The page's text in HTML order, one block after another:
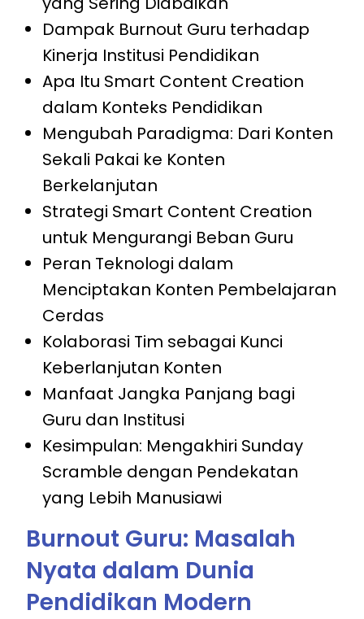
Dampak Burnout Guru terhadap
Kinerja Institusi Pendidikan
Apa Itu Smart Content Creation
dalam Konteks Pendidikan
Mengubah Paradigma: Dari Konten
Sekali Pakai ke Konten
Berkelanjutan
Strategi Smart Content Creation
untuk Mengurangi Beban Guru
Peran Teknologi dalam
Menciptakan Konten Pembelajaran
Cerdas
Kolaborasi Tim sebagai Kunci
Keberlanjutan Konten
Manfaat Jangka Panjang bagi
Guru dan Institusi
Kesimpulan: Mengakhiri Sunday
Scramble dengan Pendekatan
yang Lebih Manusiawi
Burnout Guru: Masalah
Nyata dalam Dunia
Pendidikan Modern